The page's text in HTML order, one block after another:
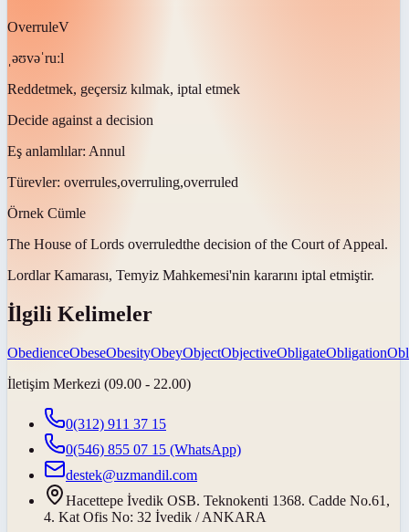
OverruleV
ˌəʊvəˈruːl
Reddetmek, geçersiz kılmak, iptal etmek
Decide against a decision
Eş anlamlılar: Annul
Türevler: overrules,overruling,overruled
Örnek Cümle
The House of Lords overruledthe decision of the Court of Appeal.
Lordlar Kamarası, Temyiz Mahkemesi'nin kararını iptal etmiştir.
İlgili Kelimeler
ObedienceObeseObesityObeyObjectObjectiveObligateObligation
İletişim Merkezi (09.00 - 22.00)
0(312) 911 37 15
0(546) 855 07 15 (WhatsApp)
destek@uzmandil.com
Hacettepe İvedik OSB. Teknokenti 1368. Cadde No.61,
4. Kat Ofis No: 32 İvedik / ANKARA